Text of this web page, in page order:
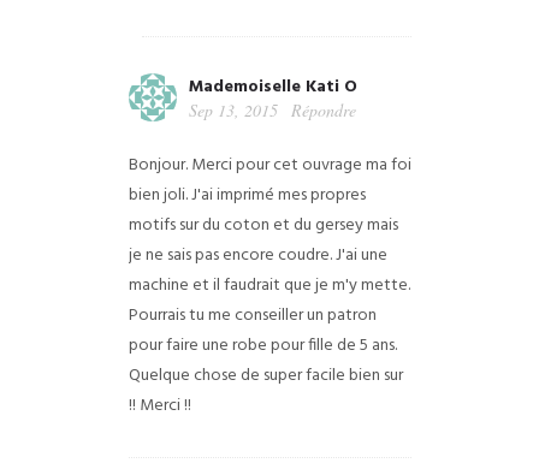
Mademoiselle Kati O
Sep 13, 2015 Répondre
Bonjour. Merci pour cet ouvrage ma foi
bien joli. J'ai imprimé mes propres
motifs sur du coton et du gersey mais
je ne sais pas encore coudre. J'ai une
machine et il faudrait que je m'y mette.
Pourrais tu me conseiller un patron
pour faire une robe pour fille de 5 ans.
Quelque chose de super facile bien sur
!! Merci !!